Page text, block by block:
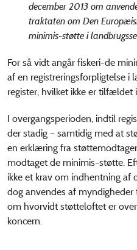
december 2013 om
traktaten om Den
minimis-støtte i
For så vidt angår fiskeri-de
af en registreringsforpligtelse i
register, hvilket ikke er tilfældet
I overgangsperioden, indtil
der stadig – samtidig med at
en erklæring fra
modtaget de minimis-støtte.
ikke et krav om indhentning
dog anvendes af myndigheder
om hvorvidt støtteloftet er
koncern.